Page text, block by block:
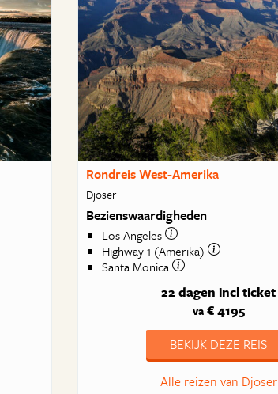
Rondreis West-Amerika
Djoser
Bezienswaardigheden
Los Angeles
Highway 1 (Amerika)
Santa Monica
22 dagen incl ticket
va€ 4195
BEKIJK DEZE REIS
Alle reizen van Djoser